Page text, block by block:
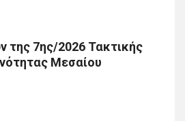
της 7ης/2026 Τακτικής
Μεσαίου